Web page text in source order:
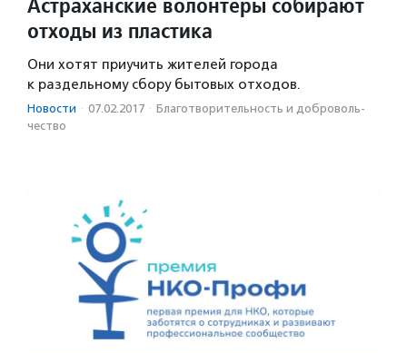
отходы из пластика
Они хотят приучить жителей города
к раздельному сбору бытовых отходов.
Новости · 07.02.2017 · Благотвори­тель­ность и доброволь­
чест­во